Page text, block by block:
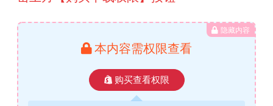
隐藏内容
本内容需权限查看
购买查看权限